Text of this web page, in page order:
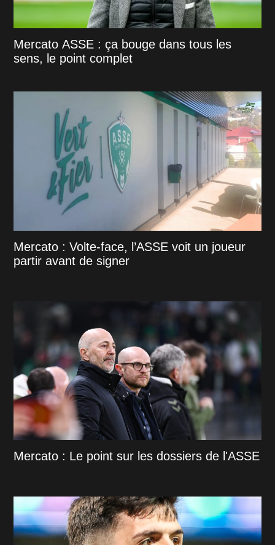
Mercato ASSE : ça bouge dans tous les
sens, le point complet
Mercato : Volte-face, l’ASSE voit un joueur
partir avant de signer
Mercato : Le point sur les dossiers de l'ASSE